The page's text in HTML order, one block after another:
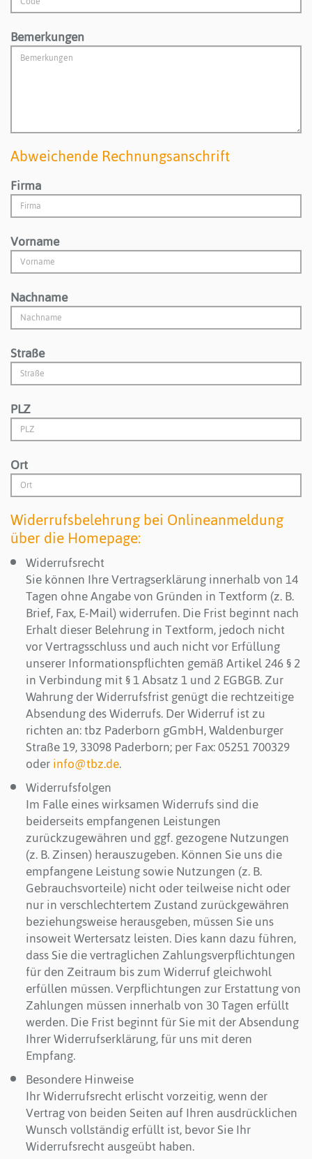
Bemerkungen
Abweichende Rechnungsanschrift
Firma
Vorname
Nachname
Straße
PLZ
Ort
Widerrufsbelehrung bei Onlineanmeldung
über die Homepage:
Widerrufsrecht
Sie können Ihre Vertragserklärung innerhalb von 14
Tagen ohne Angabe von Gründen in Textform (z. B.
Brief, Fax, E-Mail) widerrufen. Die Frist beginnt nach
Erhalt dieser Belehrung in Textform, jedoch nicht
vor Vertragsschluss und auch nicht vor Erfüllung
unserer Informationspflichten gemäß Artikel 246 § 2
in Verbindung mit § 1 Absatz 1 und 2 EGBGB. Zur
Wahrung der Widerrufsfrist genügt die rechtzeitige
Absendung des Widerrufs. Der Widerruf ist zu
richten an: tbz Paderborn gGmbH, Waldenburger
Straße 19, 33098 Paderborn; per Fax: 05251 700329
oderinfo@tbz.de.
Widerrufsfolgen
Im Falle eines wirksamen Widerrufs sind die
beiderseits empfangenen Leistungen
zurückzugewähren und ggf. gezogene Nutzungen
(z. B. Zinsen) herauszugeben. Können Sie uns die
empfangene Leistung sowie Nutzungen (z. B.
Gebrauchsvorteile) nicht oder teilweise nicht oder
nur in verschlechtertem Zustand zurückgewähren
beziehungsweise herausgeben, müssen Sie uns
insoweit Wertersatz leisten. Dies kann dazu führen,
dass Sie die vertraglichen Zahlungsverpflichtungen
für den Zeitraum bis zum Widerruf gleichwohl
erfüllen müssen. Verpflichtungen zur Erstattung von
Zahlungen müssen innerhalb von 30 Tagen erfüllt
werden. Die Frist beginnt für Sie mit der Absendung
Ihrer Widerrufserklärung, für uns mit deren
Empfang.
Besondere Hinweise
Ihr Widerrufsrecht erlischt vorzeitig, wenn der
Vertrag von beiden Seiten auf Ihren ausdrücklichen
Wunsch vollständig erfüllt ist, bevor Sie Ihr
Widerrufsrecht ausgeübt haben.